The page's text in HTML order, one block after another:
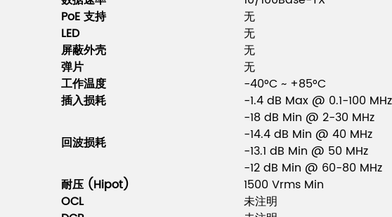
PoE 支持
无
LED
无
屏蔽外壳
无
弹片
无
工作温度
-40°C ~ +85°C
插入损耗
-1.4 dB Max @ 0.1-100 MHz
回波损耗
-18 dB Min @ 2-30 MHz
-14.4 dB Min @ 40 MHz
-13.1 dB Min @ 50 MHz
-12 dB Min @ 60-80 MHz
耐压 (Hipot)
1500 Vrms Min
OCL
未注明